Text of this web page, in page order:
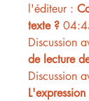
l'éditeur :
texte ?
Discussion
de lecture
Discussion